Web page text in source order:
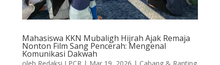
Mahasiswa KKN Mubaligh Hijrah Ajak Remaja
Nonton Film Sang Pencerah: Mengenal
Komunikasi Dakwah